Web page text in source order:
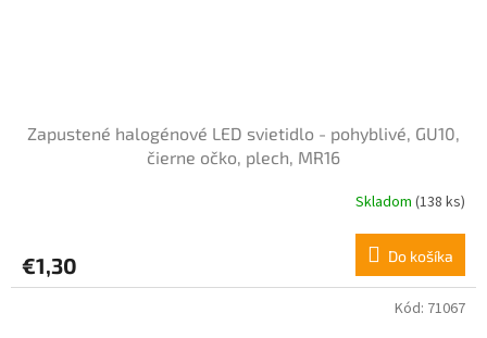
Zapustené halogénové LED svietidlo - pohyblivé, GU10,
čierne očko, plech, MR16
Skladom (138 ks)
€1,30 Do košíka
Kód: 71067